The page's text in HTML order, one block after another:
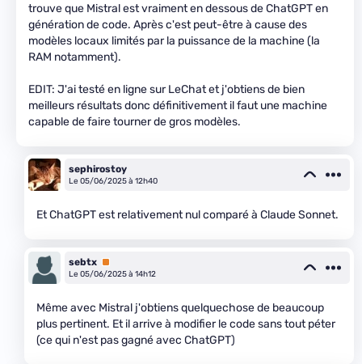
trouve que Mistral est vraiment en dessous de ChatGPT en
génération de code. Après c'est peut-être à cause des
modèles locaux limités par la puissance de la machine (la
RAM notamment).
EDIT: J'ai testé en ligne sur LeChat et j'obtiens de bien
meilleurs résultats donc définitivement il faut une machine
capable de faire tourner de gros modèles.
sephirostoy
Le 05/06/2025 à 12h40
Et ChatGPT est relativement nul comparé à Claude Sonnet.
sebtx Premium
Le 05/06/2025 à 14h12
Même avec Mistral j'obtiens quelquechose de beaucoup
plus pertinent. Et il arrive à modifier le code sans tout péter
(ce qui n'est pas gagné avec ChatGPT)